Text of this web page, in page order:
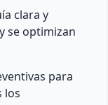
clara y
se optimizan
para
los